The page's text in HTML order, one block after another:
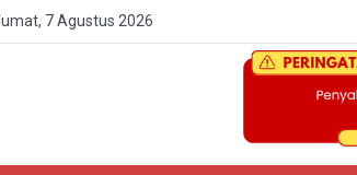
7 Agustus 2026